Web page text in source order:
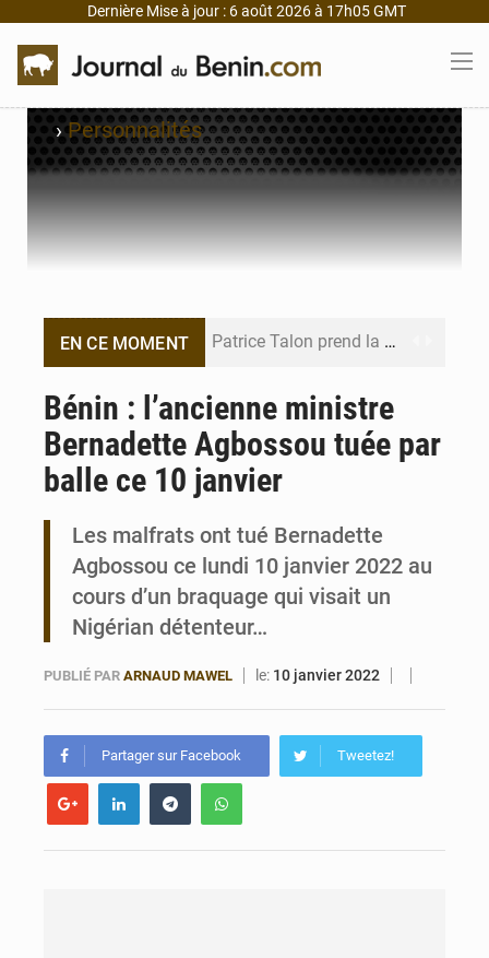
Dernière Mise à jour : 6 août 2026 à 17h05 GMT
›Personnalités
EN CE MOMENT Patrice Talon prend la tête du premier bureau du Sénat du Bénin
Bénin et Canada scellent un partenariat inédit
Bénin : 14,5 milliards de dollars pour faire de la CDN 3.0 un bouclier économique
Bénin : l’ancienne ministre
Bernadette Agbossou tuée par
balle ce 10 janvier
Les malfrats ont tué Bernadette
Agbossou ce lundi 10 janvier 2022 au
cours d’un braquage qui visait un
Nigérian détenteur…
PUBLIÉ PAR ARNAUD MAWEL le: 10 janvier 2022
Partager sur Facebook Tweetez!